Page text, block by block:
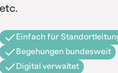
etc.
Einfach für
Begehungen bundesweit
Digital verwaltet